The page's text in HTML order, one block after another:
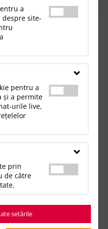
următoarele:
generală.
sau prin email la
produsul dorit.
a
site-
pentru a
și a permite
urile live,
prin
de către
setările